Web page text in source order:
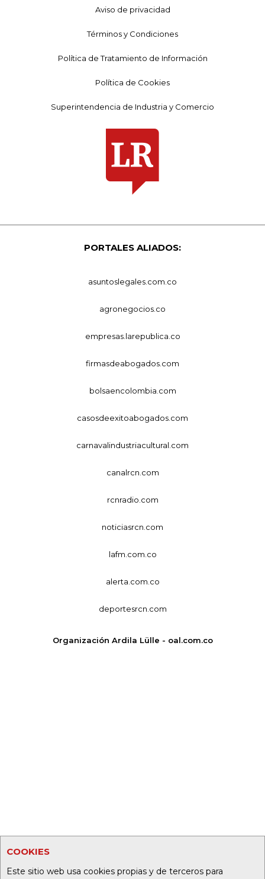
COOKIES
Este sitio web usa cookies propias y de terceros para
Aviso de privacidad
Términos y Condiciones
Política de Tratamiento de Información
Política de Cookies
Superintendencia de Industria y Comercio
PORTALES ALIADOS:
asuntoslegales.com.co
agronegocios.co
empresas.larepublica.co
firmasdeabogados.com
bolsaencolombia.com
casosdeexitoabogados.com
carnavalindustriacultural.com
canalrcn.com
rcnradio.com
noticiasrcn.com
lafm.com.co
alerta.com.co
deportesrcn.com
Organización Ardila Lülle - oal.com.co